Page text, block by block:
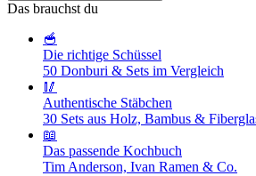
Das brauchst du
🥣
Die richtige Schüssel
50 Donburi & Sets im Vergleich
🥢
Authentische Stäbchen
30 Sets aus Holz, Bambus &
📖
Das passende Kochbuch
Tim Anderson, Ivan Ramen & Co.